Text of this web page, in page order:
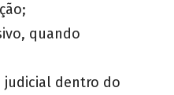
quando
judicial dentro do